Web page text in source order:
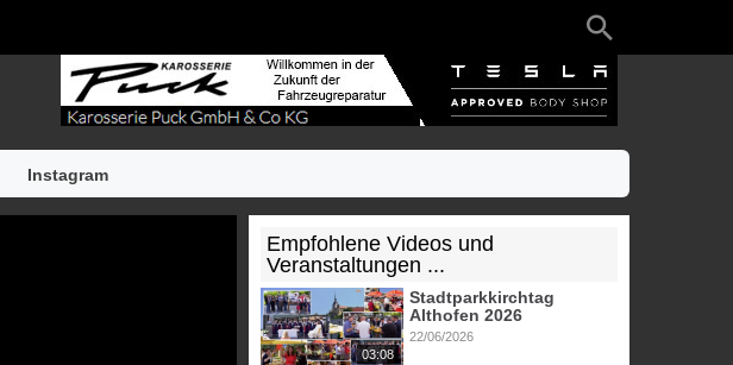
Instagram
Empfohlene Videos und
Veranstaltungen ...
03:08
Stadtparkkirchtag
Althofen 2026
22/06/2026